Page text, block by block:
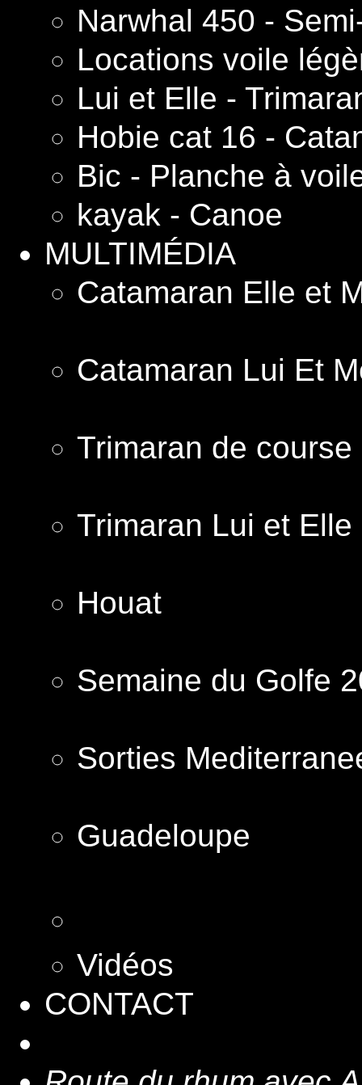
Narwhal 450 -
Locations voile
Lui et Elle -
Hobie cat 16 -
Bic - Planche à
kayak - Canoe
MULTIMÉDIA
Catamaran Elle et
Catamaran Lui Et
Trimaran de
Trimaran Lui et Elle
Houat
Semaine du Golfe
Sorties
Guadeloupe
Vidéos
CONTACT